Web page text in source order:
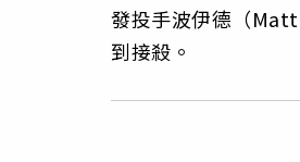
發投手波伊德（
到接殺。